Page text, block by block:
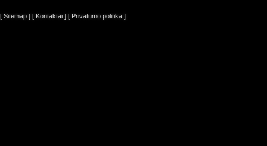
[ Sitemap ] [ Kontaktai ] [ Privatumo politika ]